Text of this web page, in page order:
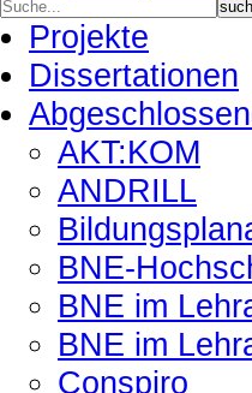
Projekte
Dissertationen
AKT:KOM
ANDRILL
BNE-
BNE im
BNE im
Conspiro